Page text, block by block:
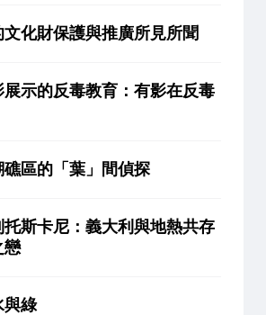
化財保護與推廣所見所聞
展示的反毒教育：有影在反毒
礁區的「葉」間偵探
托斯卡尼：義大利與地熱共存
戀
與綠